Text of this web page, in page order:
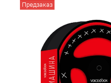
Предзаказ